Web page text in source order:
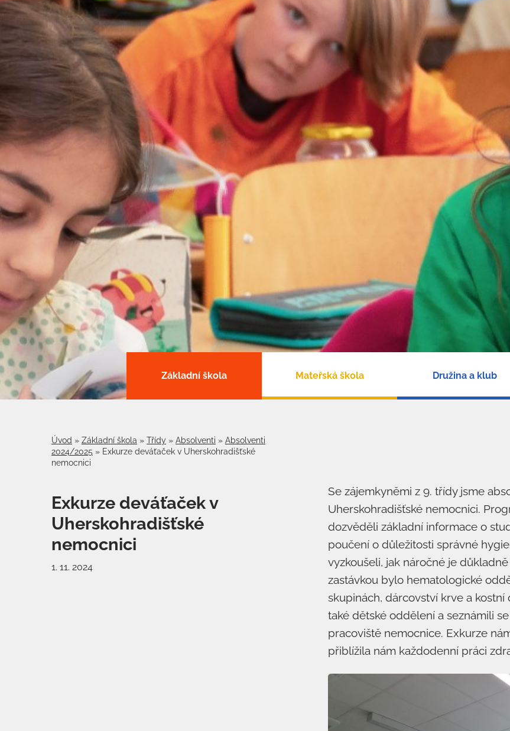
Základní škola Mateřská škola Družina a klub
Úvod » Základní škola » Třídy » Absolventi » Absolventi
2024/2025 » Exkurze deváťaček v Uherskohradišťské
nemocnici
Exkurze deváťaček v
Uherskohradišťské
nemocnici
1. 11. 2024
Se zájemkyněmi z 9. třídy jsme
Uherskohradišťské nemocnici.
dozvěděli základní informace o
poučení o důležitosti správné
vyzkoušeli, jak náročné je
zastávkou bylo hematologické
skupinách, dárcovství krve a
také dětské oddělení a seznámili
pracoviště nemocnice. Exkurze
přiblížila nám každodenní práci